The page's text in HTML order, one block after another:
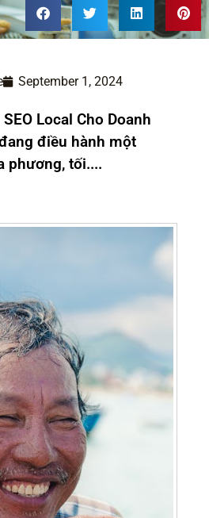
September 1, 2024
Local Cho Doanh
điều hành một
phương, tối....